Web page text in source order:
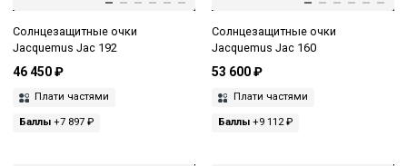
Солнцезащитные очки
Jacquemus Jac 192
46 450 ₽
Плати частями
Баллы +7 897 ₽
Солнцезащитные очки
Jacquemus Jac 160
53 600 ₽
Плати частями
Баллы+9 112 ₽